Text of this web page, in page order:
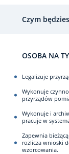
Czym
OSOBA NA
Legalizuje
Wykonuje
przyrządów
Wykonuje i
pracuje w
Zapewnia
rozlicza wnioski
wzorcowania.